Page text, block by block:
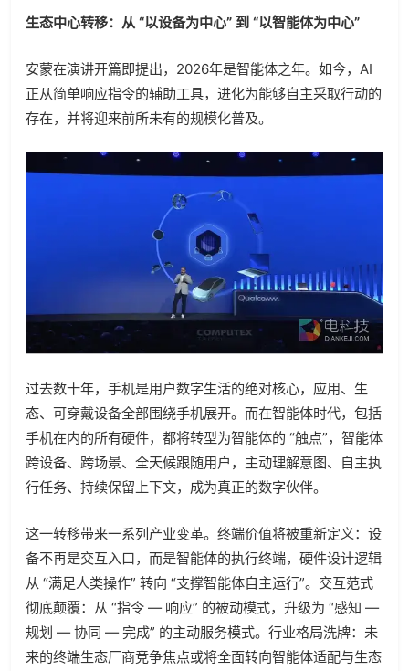
生态中心转移：从 “以设备为中心” 到 “以智能体为中心”
安蒙在演讲开篇即提出，2026年是智能体之年。如今，AI
正从简单响应指令的辅助工具，进化为能够自主采取行动的
存在，并将迎来前所未有的规模化普及。
过去数十年，手机是用户数字生活的绝对核心，应用、生
态、可穿戴设备全部围绕手机展开。而在智能体时代，包括
手机在内的所有硬件，都将转型为智能体的 “触点”，智能体
跨设备、跨场景、全天候跟随用户，主动理解意图、自主执
行任务、持续保留上下文，成为真正的数字伙伴。
这一转移带来一系列产业变革。终端价值将被重新定义：设
备不再是交互入口，而是智能体的执行终端，硬件设计逻辑
从 “满足人类操作” 转向 “支撑智能体自主运行”。交互范式
彻底颠覆：从 “指令 — 响应” 的被动模式，升级为 “感知 —
规划 — 协同 — 完成” 的主动服务模式。行业格局洗牌：未
来的终端生态厂商竞争焦点或将全面转向智能体适配与生态